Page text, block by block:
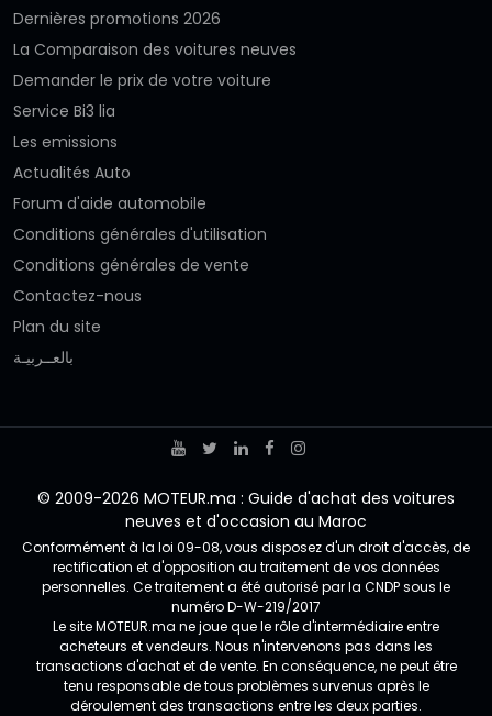
Dernières promotions 2026
La Comparaison des voitures neuves
Demander le prix de votre voiture
Service Bi3 lia
Les emissions
Actualités Auto
Forum d'aide automobile
Conditions générales d'utilisation
Conditions générales de vente
Contactez-nous
Plan du site
بالعــربيـة
© 2009-2026 MOTEUR.ma : Guide d'achat des voitures
neuves et d'occasion au Maroc
Conformément à la loi 09-08, vous disposez d'un droit d'accès, de
rectification et d'opposition au traitement de vos données
personnelles. Ce traitement a été autorisé par la CNDP sous le
numéro D-W-219/2017
Le site MOTEUR.ma ne joue que le rôle d'intermédiaire entre
acheteurs et vendeurs. Nous n'intervenons pas dans les
transactions d'achat et de vente. En conséquence, ne peut être
tenu responsable de tous problèmes survenus après le
déroulement des transactions entre les deux parties.